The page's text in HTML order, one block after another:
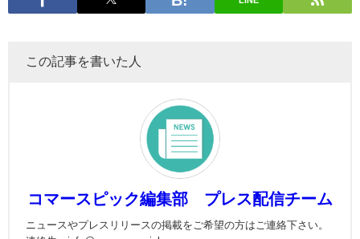
この記事を書いた人
コマースピック編集部 プレス配信チーム
ニュースやプレスリリースの掲載をご希望の方はご連絡下さい。